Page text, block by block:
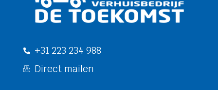
+31 223 234 988
Direct mailen